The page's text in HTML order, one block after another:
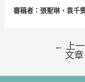
審稿者：張聖琳、袁千
←
上
文章